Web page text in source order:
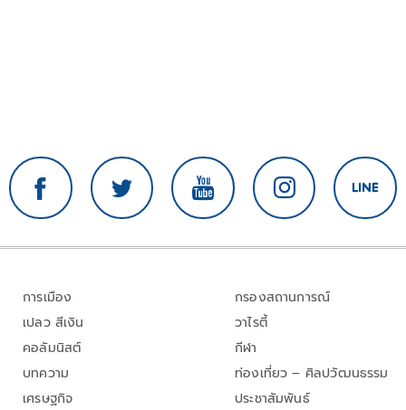
การเมือง
เปลว สีเงิน
คอลัมนิสต์
บทความ
เศรษฐกิจ
กรองสถานการณ์
วาไรตี้
กีฬา
ท่องเที่ยว – ศิลปวัฒนธรรม
ประชาสัมพันธ์